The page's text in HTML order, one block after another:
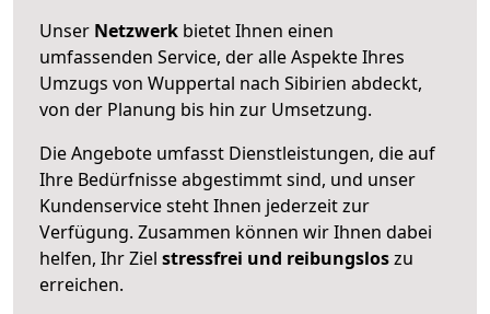
Unser Netzwerk bietet Ihnen einen
umfassenden Service, der alle Aspekte Ihres
Umzugs von Wuppertal nach Sibirien abdeckt,
von der Planung bis hin zur Umsetzung.
Die Angebote umfasst Dienstleistungen, die auf
Ihre Bedürfnisse abgestimmt sind, und unser
Kundenservice steht Ihnen jederzeit zur
Verfügung. Zusammen können wir Ihnen dabei
helfen, Ihr Ziel stressfrei und reibungsloszu
erreichen.